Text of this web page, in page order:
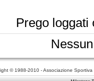
Prego loggati
© 1988-2010 - Associazione